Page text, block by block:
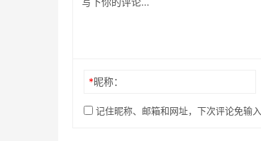
*昵称：
记住昵称、邮箱和网址，下次评论免输入